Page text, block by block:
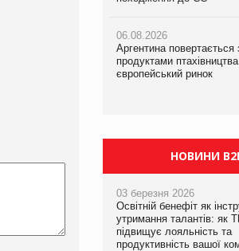
06.08.2026
Аргентина повертається
продуктами
європейський ринок
05.08.2026
Смачне поповнення
у VARUS з’явилися
ТОКЕРИ
хлібобулочні вироби на
PrivateLabel&FMCG
06.08.2026
Аргентина повертається
продуктами
європейський ринок
НОВИНИ
03 березня 2026
Освітній бенефіт як
утримання талантів: як
підвищує лояльність та
продуктивність вашої